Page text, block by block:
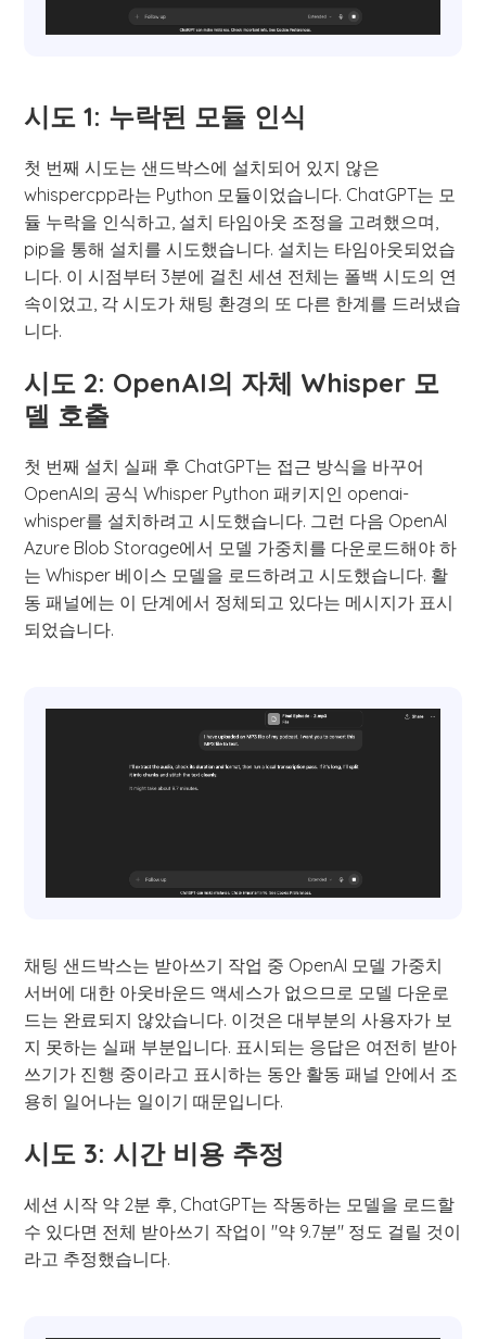
시도 1: 누락된 모듈 인식
첫 번째 시도는 샌드박스에 설치되어 있지 않은
whispercpp라는 Python 모듈이었습니다. ChatGPT는 모
듈 누락을 인식하고, 설치 타임아웃 조정을 고려했으며,
pip을 통해 설치를 시도했습니다. 설치는 타임아웃되었습
니다. 이 시점부터 3분에 걸친 세션 전체는 폴백 시도의 연
속이었고, 각 시도가 채팅 환경의 또 다른 한계를 드러냈습
니다.
시도 2: OpenAI의 자체 Whisper 모
델 호출
첫 번째 설치 실패 후 ChatGPT는 접근 방식을 바꾸어
OpenAI의 공식 Whisper Python 패키지인 openai-
whisper를 설치하려고 시도했습니다. 그런 다음 OpenAI
Azure Blob Storage에서 모델 가중치를 다운로드해야 하
는 Whisper 베이스 모델을 로드하려고 시도했습니다. 활
동 패널에는 이 단계에서 정체되고 있다는 메시지가 표시
되었습니다.
채팅 샌드박스는 받아쓰기 작업 중 OpenAI 모델 가중치
서버에 대한 아웃바운드 액세스가 없으므로 모델 다운로
드는 완료되지 않았습니다. 이것은 대부분의 사용자가 보
지 못하는 실패 부분입니다. 표시되는 응답은 여전히 받아
쓰기가 진행 중이라고 표시하는 동안 활동 패널 안에서 조
용히 일어나는 일이기 때문입니다.
시도 3: 시간 비용 추정
세션 시작 약 2분 후, ChatGPT는 작동하는 모델을 로드할
수 있다면 전체 받아쓰기 작업이 "약 9.7분" 정도 걸릴 것이
라고 추정했습니다.